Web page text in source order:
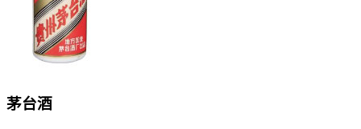
茅台酒